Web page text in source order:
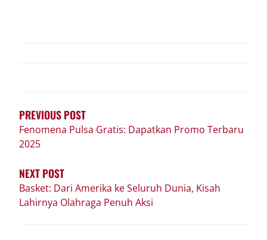
PREVIOUS POST
Fenomena Pulsa Gratis: Dapatkan Promo Terbaru
2025
NEXT POST
Basket: Dari Amerika ke Seluruh Dunia, Kisah
Lahirnya Olahraga Penuh Aksi